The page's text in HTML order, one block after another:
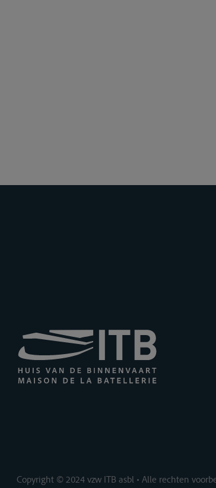
Copyright © 2024 vzw ITB asbl • Alle rechten